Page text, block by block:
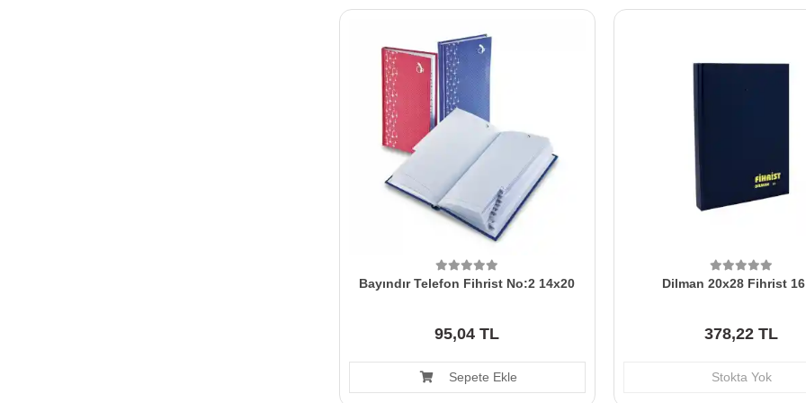
Bayındır Telefon Fihrist No:2 14x20
95,04 TL
Sepete Ekle
Dilman 20x28 Fihrist 16
378,22 TL
Stokta Yok